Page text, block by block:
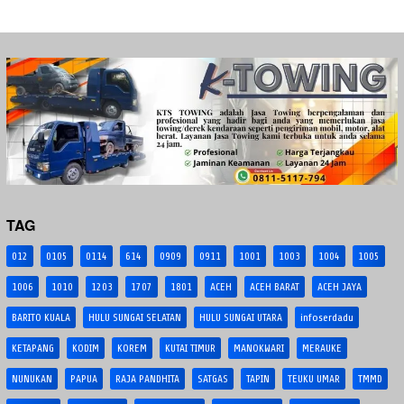
TAG
012 0105 0114 614 0909 0911 1001 1003 1004 1005
1006 1010 1203 1707 1801 ACEH ACEH BARAT ACEH JAYA
BARITO KUALA HULU SUNGAI SELATAN HULU SUNGAI UTARA infoserdadu
KETAPANG KODIM KOREM KUTAI TIMUR MANOKWARI MERAUKE
NUNUKAN PAPUA RAJA PANDHITA SATGAS TAPIN TEUKU UMAR TMMD